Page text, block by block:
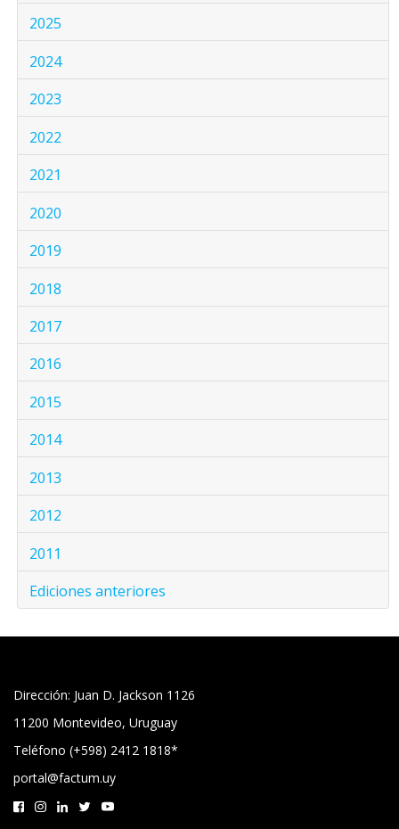
2025
2024
2023
2022
2021
2020
2019
2018
2017
2016
2015
2014
2013
2012
2011
Ediciones anteriores
Dirección: Juan D. Jackson 1126
11200 Montevideo, Uruguay
Teléfono (+598) 2412 1818*
portal@factum.uy